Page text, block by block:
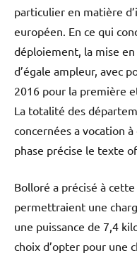
particulier en matière
européen. En ce qui
déploiement, la mise
d’égale ampleur, avec
2016 pour la première
La totalité des
concernées a vocation
phase précise le texte
Bolloré a précisé à
permettraient une
une puissance de 7,4
choix d’opter pour une